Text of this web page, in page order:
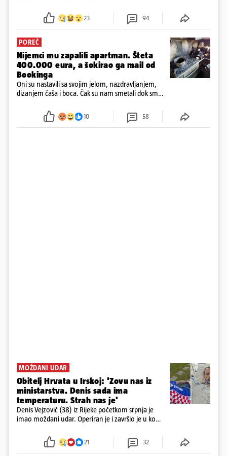
23 94
POREČ
Nijemci mu zapalili apartman. Šteta
400.000 eura, a šokirao ga mail od
Bookinga
Oni su nastavili sa svojim jelom, nazdravljanjem,
dizanjem čaša i boca. Čak su nam smetali dok smo
požar, rekao je vlasnik
10 58
MOŽDANI UDAR
Obitelj Hrvata u Irskoj: 'Zovu nas iz
ministarstva. Denis sada ima
temperaturu. Strah nas je'
Denis Vejzović (38) iz Rijeke početkom srpnja je
imao moždani udar. Operiran je i završio je u komi.
tamošnji liječnici ne vjeruju u oporavak: 'Imamo
21 32